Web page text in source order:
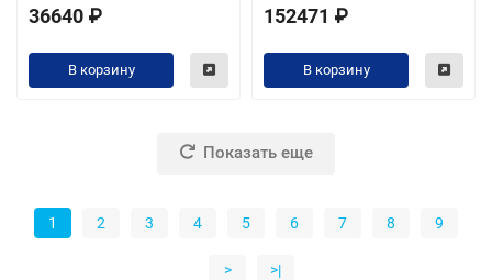
36640 ₽
В корзину
152471 ₽
В корзину
Показать еще
1 2 3 4 5 6 7 8 9
> >|